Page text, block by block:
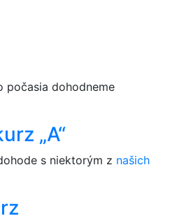
počasia dohodneme
„A“
s niektorým z našich